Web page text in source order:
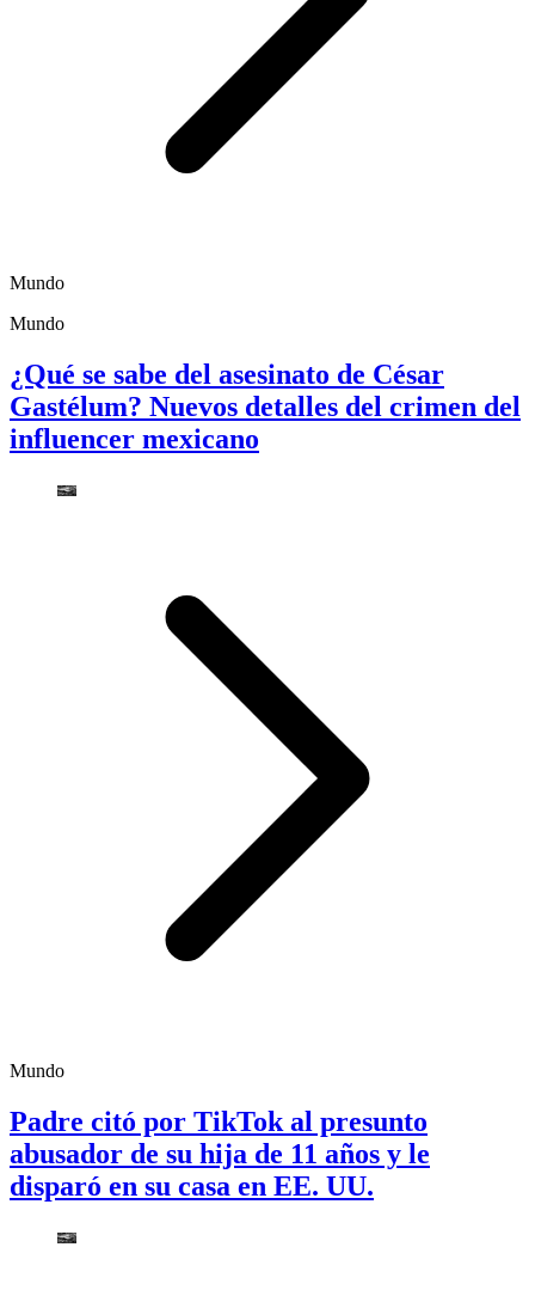
Mundo
Mundo
¿Qué se sabe del asesinato de César
Gastélum? Nuevos detalles del crimen del
influencer mexicano
Mundo
Padre citó por TikTok al presunto
abusador de su hija de 11 años y le
disparó en su casa en EE. UU.